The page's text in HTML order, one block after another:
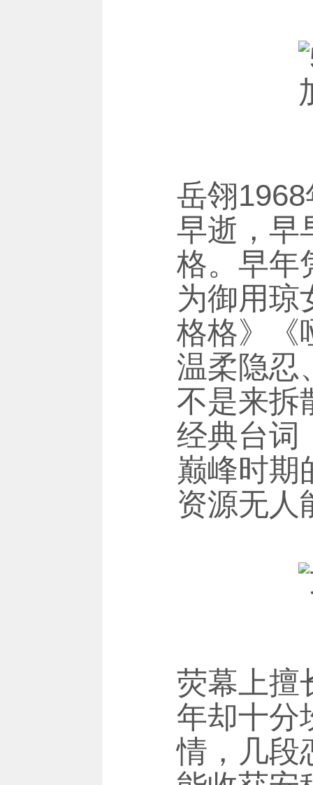
岳翎
早逝，早
格。早年
为御用琼
格格》《
温柔隐忍
不是来拆
经典台词
巅峰时期
资源无人
荧幕上擅
年却十分
情，几段